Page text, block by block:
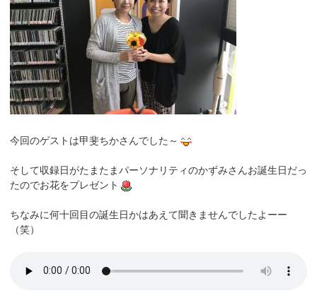
今回のゲストは甲斐ちかさんでした～
そして収録日がたまたまパーソナリティのかずみさんお誕生日だっ
たのでお花をプレゼント
ちなみに何十回目の誕生日かはあえて聞きませんでしたよーー
（笑）